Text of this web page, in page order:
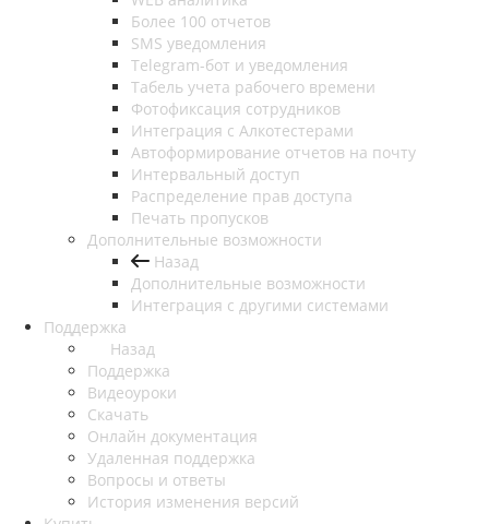
Более 100 отчетов
SMS уведомления
Telegram-бот и уведомления
Табель учета рабочего времени
Фотофиксация сотрудников
Интеграция с Алкотестерами
Автоформирование отчетов на почту
Интервальный доступ
Распределение прав доступа
Печать пропусков
Дополнительные возможности
Назад
Дополнительные возможности
Интеграция с другими системами
Поддержка
Назад
Поддержка
Видеоуроки
Скачать
Онлайн документация
Удаленная поддержка
Вопросы и ответы
История изменения версий